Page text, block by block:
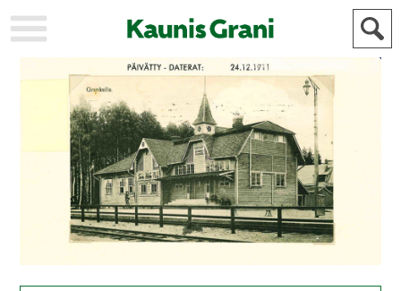
KAUPUNKI
STADEN
AJANKOHTAISTA
AKTUELLT
URHEILU
IDROTT
KULTTUURI
KULTUR
HISTORIA
HISTORIA
YLEINEN
ALLMÄN
MAINOSTAJILLE
FÖR
ANNONSÖRER